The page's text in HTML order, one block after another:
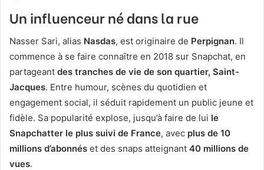
Un influenceur né dans la rue
Nasser Sari, alias Nasdas, est originaire de Perpignan. Il
commence à se faire connaître en 2018 sur Snapchat, en
partageant des tranches de vie de son quartier, Saint-
Jacques. Entre humour, scènes du quotidien et
engagement social, il séduit rapidement un public jeune et
fidèle. Sa popularité explose, jusqu’à faire de lui le
Snapchatter le plus suivi de France, avec plus de 10
millions d’abonnés et des snaps atteignant 40 millions de
vues.